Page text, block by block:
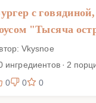
с
"Тысяча
Vkysnoe
ингредиентов · 2
0
0 0